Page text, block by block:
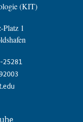
(KIT)
1
25281